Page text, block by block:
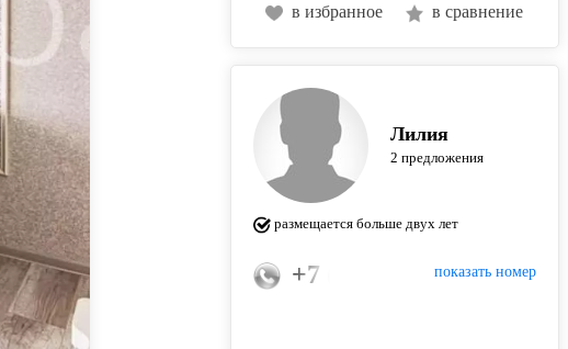
в избранное в сравнение
Лилия
2 предложения
размещается больше двух лет
показать номер
+7 (917) 251-93-10